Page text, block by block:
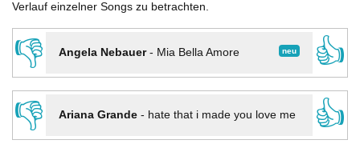
Verlauf einzelner Songs zu betrachten.
👎 neu
Angela Nebauer- Mia Bella Amore
👍
👎
Ariana Grande- hate that i made you love me
👍